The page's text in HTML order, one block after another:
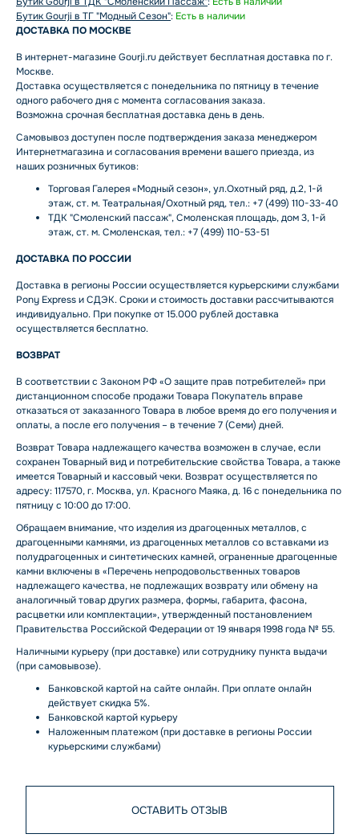
Бутик Gourji в ТГ "Модный Сезон": Есть в наличии
ДОСТАВКА ПО МОСКВЕ
В интернет-магазине Gourji.ru действует бесплатная доставка по г.
Москве.
Доставка осуществляется с понедельника по пятницу в течение
одного рабочего дня с момента согласования заказа.
Возможна срочная бесплатная доставка день в день.
Самовывоз доступен после подтверждения заказа менеджером
Интернетмагазина и согласования времени вашего приезда, из
наших розничных бутиков:
Торговая Галерея «Модный сезон», ул.Охотный ряд, д.2, 1-й
этаж, ст. м. Театральная/Охотный ряд, тел.: +7 (499) 110-33-40
ТДК "Смоленский пассаж", Смоленская площадь, дом 3, 1-й
этаж, ст. м. Смоленская, тел.: +7 (499) 110-53-51
ДОСТАВКА ПО РОССИИ
Доставка в регионы России осуществляется курьерскими службами
Pony Express и СДЭК. Сроки и стоимость доставки рассчитываются
индивидуально. При покупке от 15.000 рублей доставка
осуществляется бесплатно.
ВОЗВРАТ
В соответствии с Законом РФ «О защите прав потребителей» при
дистанционном способе продажи Товара Покупатель вправе
отказаться от заказанного Товара в любое время до его получения и
оплаты, а после его получения – в течение 7 (Семи) дней.
Возврат Товара надлежащего качества возможен в случае, если
сохранен Товарный вид и потребительские свойства Товара, а также
имеется Товарный и кассовый чеки. Возврат осуществляется по
адресу: 117570, г. Москва, ул. Красного Маяка, д. 16 с понедельника по
пятницу с 10:00 до 17:00.
Обращаем внимание, что изделия из драгоценных металлов, с
драгоценными камнями, из драгоценных металлов со вставками из
полудрагоценных и синтетических камней, ограненные драгоценные
камни включены в «Перечень непродовольственных товаров
надлежащего качества, не подлежащих возврату или обмену на
аналогичный товар других размера, формы, габарита, фасона,
расцветки или комплектации», утвержденный постановлением
Правительства Российской Федерации от 19 января 1998 года № 55.
Наличными курьеру (при доставке) или сотруднику пункта выдачи
(при самовывозе).
Банковской картой на сайте онлайн. При оплате онлайн
действует скидка 5%.
Банковской картой курьеру
Наложенным платежом (при доставке в регионы России
курьерскими службами)
ОСТАВИТЬ ОТЗЫВ